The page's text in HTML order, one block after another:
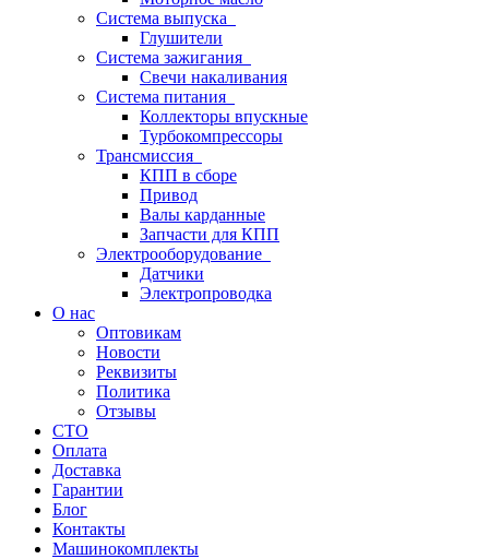
Система выпуска
Глушители
Система зажигания
Свечи накаливания
Система питания
Коллекторы впускные
Турбокомпрессоры
Трансмиссия
КПП в сборе
Привод
Валы карданные
Запчасти для КПП
Электрооборудование
Датчики
Электропроводка
О нас
Оптовикам
Новости
Реквизиты
Политика
Отзывы
СТО
Оплата
Доставка
Гарантии
Блог
Контакты
Машинокомплекты